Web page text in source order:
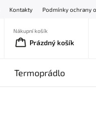
Kontakty Podmínky ochrany
Nákupní košík
Prázdný košík
Termoprádlo